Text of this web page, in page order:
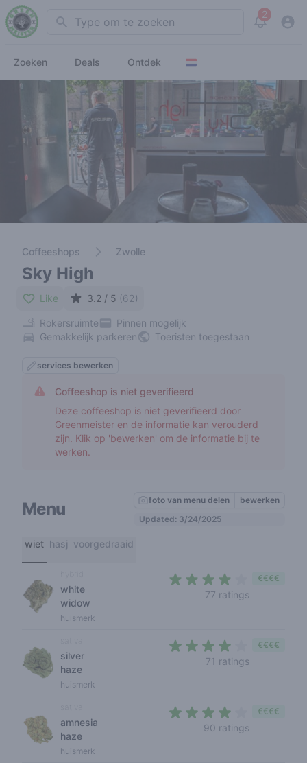
Search 2
View
Zoeken Deals Ontdek
Coffeeshops Zwolle
Sky High
Like 3.2 / 5 (62)
Rokersruimte
Pinnen mogelijk
Gemakkelijk parkeren
Toeristen toegestaan
services bewerken
Coffeeshop is niet geverifieerd
Deze coffeeshop is niet geverifieerd door
Greenmeister en de informatie kan verouderd
zijn. Klik op 'bewerken' om de informatie bij te
werken.
Menu foto van menu delen
bewerken
Updated: 3/24/2025
wiet hasj voorgedraaid
white
widow
huismerk
77 ratings
€€€€
silver
haze
huismerk
71 ratings
€€€€
amnesia
haze
huismerk
90 ratings
€€€€